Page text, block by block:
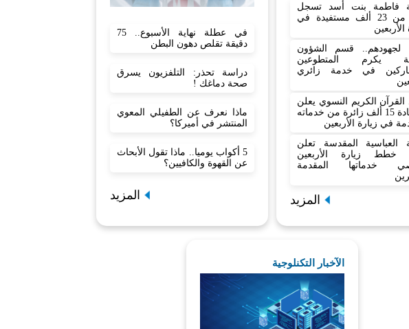
فاطمة بنت أسد تسجل
أكثر من 23 ألف مستفيدة في
الأربعين
لجهودهم.. قسم الشؤون
يكرم المتطوعين
في خدمة زائري
القرآن الكريم النسوي يعلن
استفادة 15 ألف زائرة من خدماته
في زيارة الأربعين
العباسية المقدسة تعلن
خطط زيارة الأربعين
خدماتها المقدمة
المزيد
في عطلة نهاية الأسبوع.. 75
دقيقة تقلص دهون البطن
دراسة تحذر: التلفزيون يسرق
صحة دماغك !
ماذا نعرف عن الطفيلي المعوي
المنتشر في أميركا؟
5 أكواب يوميا.. ماذا تقول الأبحاث
عن القهوة والكافيين؟
المزيد
الآخبار التكنلوجية